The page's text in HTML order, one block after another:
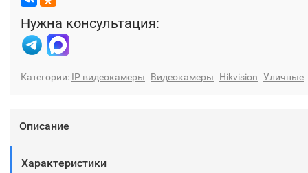
Нужна консультация:
Категории: IP видеокамеры Видеокамеры Hikvision Уличные
Описание
Характеристики